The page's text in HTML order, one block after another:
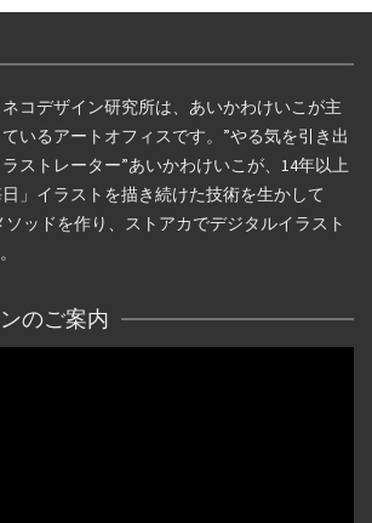
ネコデザイン研究所は、あいかわけいこが主
いるアートオフィスです。”やる気を引き出
ストレーター”あいかわけいこが、14年以上
日」イラストを描き続けた技術を生かして
ッドを作り、ストアカでデジタルイラスト
のご案内